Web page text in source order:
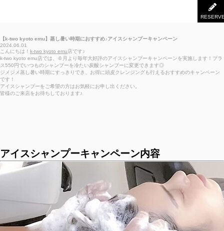
【k-two kyoto emu】蒸し暑い時期におすすめ♪アイスシャンプーキャンペーン
2024.06.01
こんにちは！ k-two kyoto emu 店です♪
k-two kyoto emu店では、６月より毎年大好評のアイスシャンプーキャンペーンを実施します！プラ
ス550円でいつものシャンプーを冷たい炭酸シャンプーに変更できます◎
ジメジメ蒸し暑い時期にすっきりでき、お得に頭皮クレンジングも行えるおすすめのキャンペーン
です！
アイスシャンプーをご希望の方はお気軽にお申し出ください。
皆様のご来店をお待ちしております♪
アイスシャンプーキャンペーン内容